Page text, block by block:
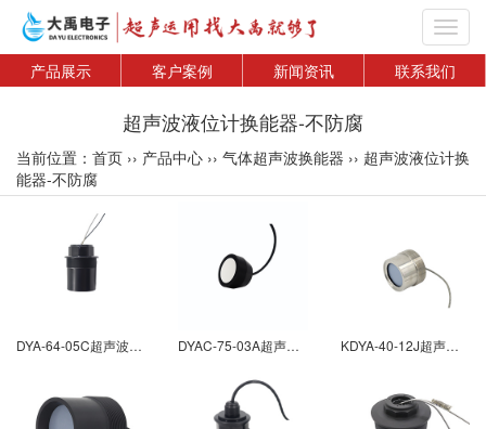
产品展示
客户案例 新闻资讯 联系我们
超声波液位计换能器-不防腐
当前位置： 首页 ›› 产品中心 ›› 气体超声波换能器 ›› 超声波液位计换
能器-不防腐
DYA-64-05C超声波液位计换能器-不防腐 DYAC-75-03A超声波液位计换能器-不防腐 KDYA-40-12J超声波液位计换能器-不防腐